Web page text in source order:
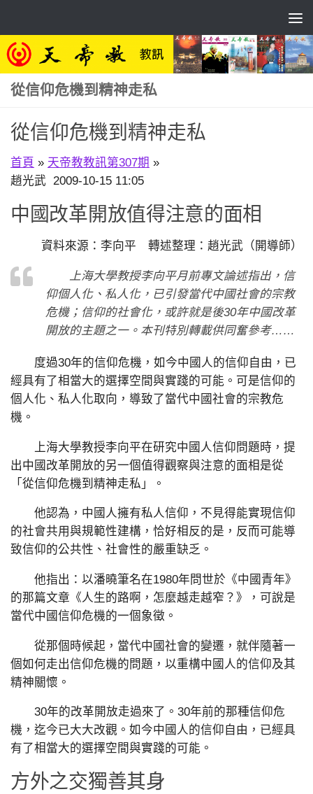
從信仰危機到精神走私
從信仰危機到精神走私
首頁 » 天帝教教訊第307期 »
趙光武 2009-10-15 11:05
中國改革開放值得注意的面相
資料來源：李向平 轉述整理：趙光武（開導師）
上海大學教授李向平月前專文論述指出，信
仰個人化、私人化，已引發當代中國社會的宗教
危機；信仰的社會化，或許就是後30年中國改革
開放的主題之一。本刊特別轉載供同奮參考……
度過30年的信仰危機，如今中國人的信仰自由，已
經具有了相當大的選擇空間與實踐的可能。可是信仰的
個人化、私人化取向，導致了當代中國社會的宗教危
機。
上海大學教授李向平在研究中國人信仰問題時，提
出中國改革開放的另一個值得觀察與注意的面相是從
「從信仰危機到精神走私」。
他認為，中國人擁有私人信仰，不見得能實現信仰
的社會共用與規範性建構，恰好相反的是，反而可能導
致信仰的公共性、社會性的嚴重缺乏。
他指出：以潘曉筆名在1980年問世於《中國青年》
的那篇文章《人生的路啊，怎麼越走越窄？》，可說是
當代中國信仰危機的一個象徵。
從那個時候起，當代中國社會的變遷，就伴隨著一
個如何走出信仰危機的問題，以重構中國人的信仰及其
精神關懷。
30年的改革開放走過來了。30年前的那種信仰危
機，迄今已大大改觀。如今中國人的信仰自由，已經具
有了相當大的選擇空間與實踐的可能。
方外之交獨善其身